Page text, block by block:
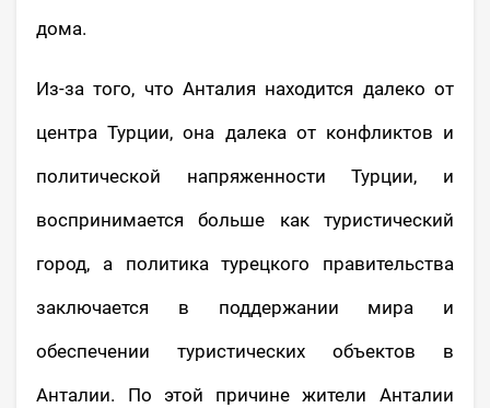
дома.
Из-за того, что Анталия находится далеко от
центра Турции, она далека от конфликтов и
политической напряженности Турции, и
воспринимается больше как туристический
город, а политика турецкого правительства
заключается в поддержании мира и
обеспечении туристических объектов в
Анталии. По этой причине жители Анталии